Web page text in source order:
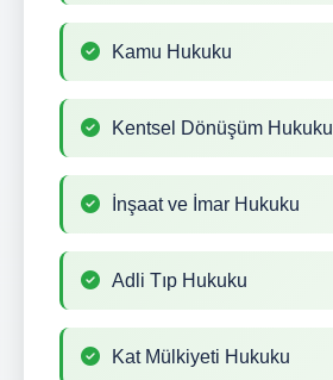
Kamu Hukuku
Kentsel Dönüşüm Hukuku
İnşaat ve İmar Hukuku
Adli Tıp Hukuku
Kat Mülkiyeti Hukuku